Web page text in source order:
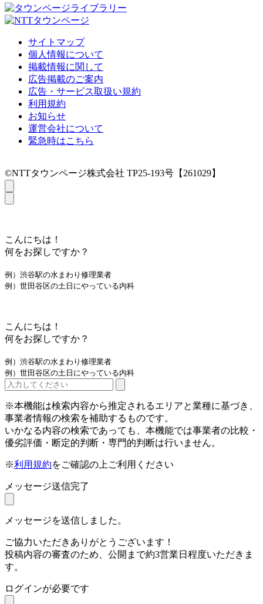
サイトマップ
個人情報について
掲載情報に関して
広告掲載のご案内
広告・サービス取扱い規約
利用規約
お知らせ
運営会社について
緊急時はこちら
©NTTタウンページ株式会社 TP25-193号【261029】
こんにちは！
何をお探しですか？
例）渋谷駅の水まわり修理業者
例）世田谷区の土日にやっている内科
こんにちは！
何をお探しですか？
例）渋谷駅の水まわり修理業者
例）世田谷区の土日にやっている内科
※本機能は検索内容から推定されるエリアと業種に基づき、
事業者情報の検索を補助するものです。
いかなる内容の検索であっても、本機能では事業者の比較・
優劣評価・断定的判断・専門的判断は行いません。
※利用規約をご確認の上ご利用ください
メッセージ送信完了
メッセージを送信しました。
ご協力いただきありがとうございます！
投稿内容の審査のため、公開まで約3営業日程度いただきま
す。
ログインが必要です